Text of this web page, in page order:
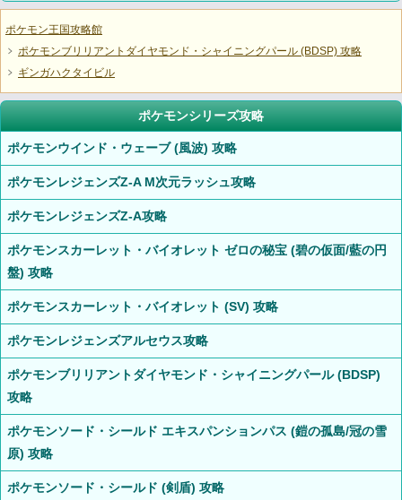
ポケモン王国攻略館
ポケモンブリリアントダイヤモンド・シャイニングパール (BDSP) 攻略
ギンガハクタイビル
ポケモンシリーズ攻略
ポケモンウインド・ウェーブ (風波) 攻略
ポケモンレジェンズZ-A M次元ラッシュ攻略
ポケモンレジェンズZ-A攻略
ポケモンスカーレット・バイオレット ゼロの秘宝 (碧の仮面/藍の円
盤) 攻略
ポケモンスカーレット・バイオレット (SV) 攻略
ポケモンレジェンズアルセウス攻略
ポケモンブリリアントダイヤモンド・シャイニングパール (BDSP)
攻略
ポケモンソード・シールド エキスパンションパス (鎧の孤島/冠の雪
原) 攻略
ポケモンソード・シールド (剣盾) 攻略